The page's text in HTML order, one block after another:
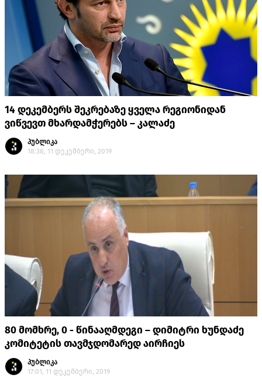
14 დეკემბერს შეკრებაზე ყველა რეგიონიდან
ვიწვევთ მხარდამჭერებს – კალაძე
პუბლიკა
18:38, 11 დეკემბერი, 2019
80 მომხრე, 0 - წინააღმდეგი – დიმიტრი ხუნდაძე
კომიტეტის თავმჯდომარედ აირჩიეს
პუბლიკა
17:01, 11 დეკემბერი, 2019